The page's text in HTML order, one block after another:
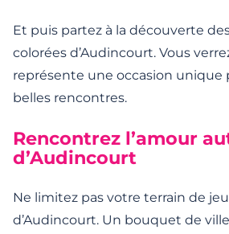
Et puis partez à la découverte
colorées d’Audincourt. Vous
représente une occasion unique
belles rencontres.
Rencontrez l’amour
d’Audincourt
Ne limitez pas votre terrain de
d’Audincourt. Un bouquet de